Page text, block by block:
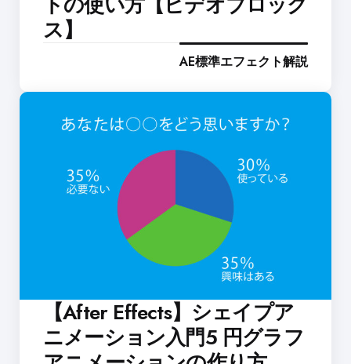
ス】
AE標準エフェクト解説
【After Effects】シェイプア
ニメーション入門5 円グラフ